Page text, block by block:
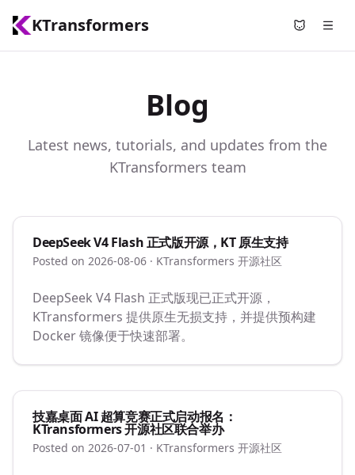
KTransformers Use
Blog
Latest news, tutorials, and updates from the
KTransformers team
DeepSeek V4 Flash 正式版开源，KT 原生支持
Posted on 2026-08-06 · KTransformers 开源社区
DeepSeek V4 Flash 正式版现已正式开源，
KTransformers 提供原生无损支持，并提供预构建
Docker 镜像便于快速部署。
技嘉桌面 AI 超算竞赛正式启动报名：
KTransformers 开源社区联合举办
Posted on 2026-07-01 · KTransformers 开源社区